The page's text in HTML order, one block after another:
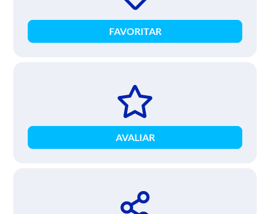
FAVORITAR
AVALIAR